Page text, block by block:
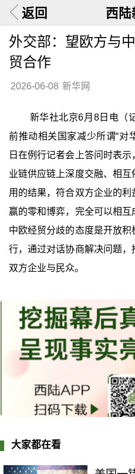
返回 西陆
外交部：望欧方与
贸合作
2026-06-08 新华网
新华社北京6月8日电（
前推动相关国家减少所谓“对
日在例行记者会上答问时表
业链供应链上深度交融、相
用的结果，符合双方企业的
赢的零和博弈，完全可以相
中欧经贸分歧的态度是开放
行，通过对话协商解决问题
双方企业与民众。
大家都在看